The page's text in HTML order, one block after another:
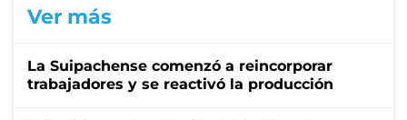
Ver más
La Suipachense comenzó a reincorporar
trabajadores y se reactivó la producción